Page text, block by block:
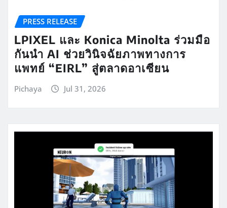
PRESS RELEASE
LPIXEL และ Konica Minolta ร่วมมือ
กันนำ AI ช่วยวินิจฉัยภาพทางการ
แพทย์ “EIRL” สู่ตลาดอาเซียน
Pichaya Jul 31, 2026